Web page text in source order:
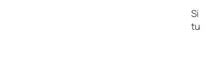
Si
tu